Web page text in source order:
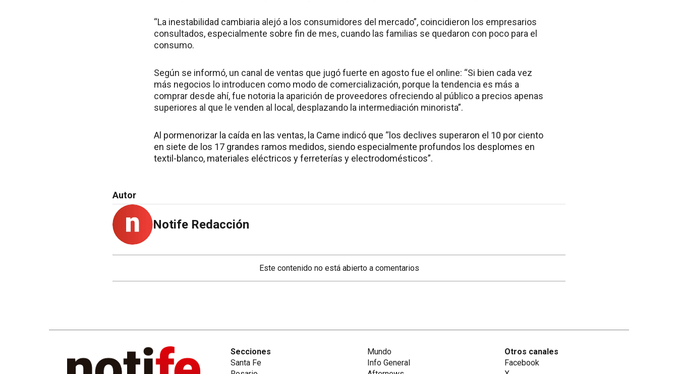
“La inestabilidad cambiaria alejó a los consumidores del mercado”, coincidieron los empresarios
consultados, especialmente sobre fin de mes, cuando las familias se quedaron con poco para el
consumo.
Según se informó, un canal de ventas que jugó fuerte en agosto fue el online: “Si bien cada vez
más negocios lo introducen como modo de comercialización, porque la tendencia es más a
comprar desde ahí, fue notoria la aparición de proveedores ofreciendo al público a precios apenas
superiores al que le venden al local, desplazando la intermediación minorista”.
Al pormenorizar la caída en las ventas, la Came indicó que “los declives superaron el 10 por ciento
en siete de los 17 grandes ramos medidos, siendo especialmente profundos los desplomes en
textil-blanco, materiales eléctricos y ferreterías y electrodomésticos”.
Autor
Notife Redacción
Este contenido no está abierto a comentarios
Secciones
Santa Fe
Mundo
Info General
Otros canales
Facebook